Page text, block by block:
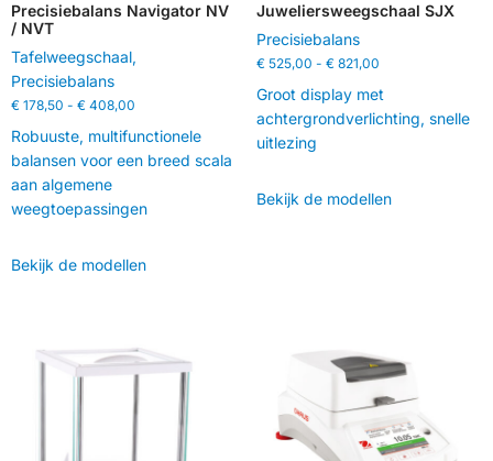
Precisiebalans Navigator NV
/ NVT
Tafelweegschaal,
Precisiebalans
€ 178,50 - € 408,00
Robuuste, multifunctionele
balansen voor een breed scala
aan algemene
weegtoepassingen
Bekijk de modellen
Juweliersweegschaal SJX
Precisiebalans
€525,00 - €821,00
Groot display met
achtergrondverlichting, snelle
uitlezing
Bekijk de modellen